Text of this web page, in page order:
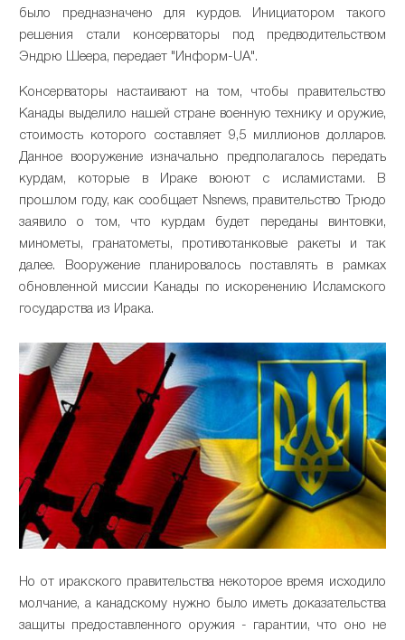
было предназначено для курдов. Инициатором такого
решения стали консерваторы под предводительством
Эндрю Шеера, передает "Информ-UA".
Консерваторы настаивают на том, чтобы правительство
Канады выделило нашей стране военную технику и оружие,
стоимость которого составляет 9,5 миллионов долларов.
Данное вооружение изначально предполагалось передать
курдам, которые в Ираке воюют с исламистами. В
прошлом году, как сообщает Nsnews, правительство Трюдо
заявило о том, что курдам будет переданы винтовки,
минометы, гранатометы, противотанковые ракеты и так
далее. Вооружение планировалось поставлять в рамках
обновленной миссии Канады по искоренению Исламского
государства из Ирака.
Но от иракского правительства некоторое время исходило
молчание, а канадскому нужно было иметь доказательства
защиты предоставленного оружия - гарантии, что оно не